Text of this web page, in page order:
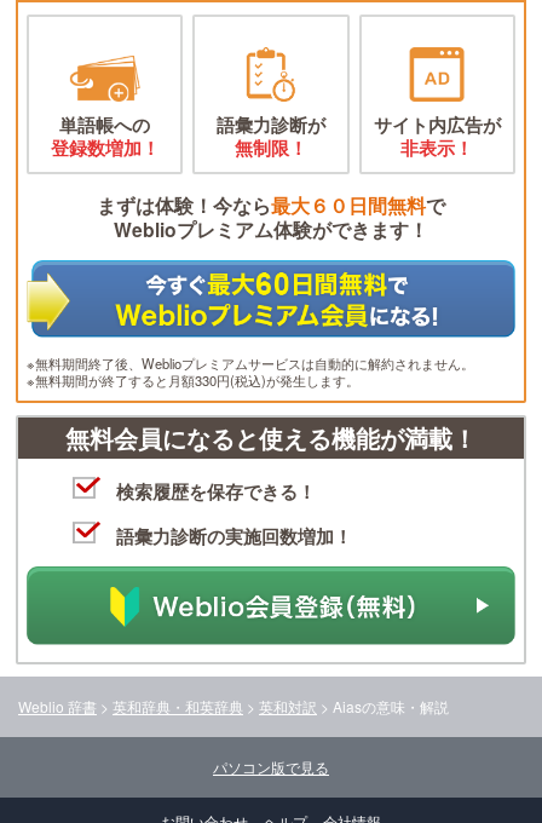
単語帳への
登録数増加！
語彙力診断が
無制限！
サイト内広告が
非表示！
まずは体験！今なら最大６０日間無料で
Weblioプレミアム体験ができます！
※無料期間終了後、Weblioプレミアムサービスは自動的に解約されません。
※無料期間が終了すると月額330円(税込)が発生します。
無料会員になると使える機能が満載！
検索履歴を保存できる！
語彙力診断の実施回数増加！
Weblio 辞書 > 英和辞典・和英辞典 > 英和対訳 > Aiasの意味・解説
パソコン版で見る